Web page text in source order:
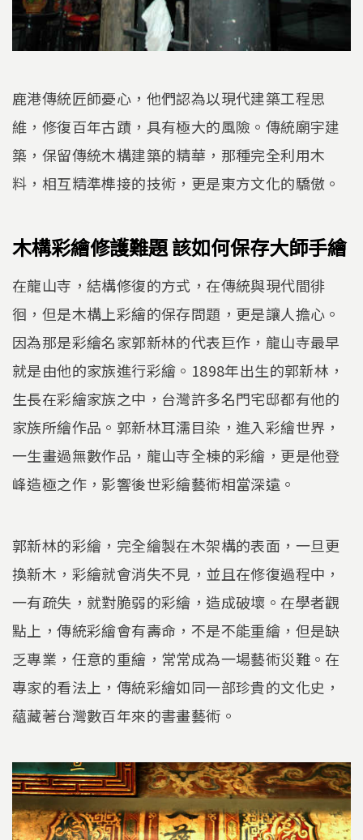
鹿港傳統匠師憂心，他們認為以現代建築工程思
維，修復百年古蹟，具有極大的風險。傳統廟宇建
築，保留傳統木構建築的精華，那種完全利用木
料，相互精準榫接的技術，更是東方文化的驕傲。
木構彩繪修護難題 該如何保存大師手繪
在龍山寺，結構修復的方式，在傳統與現代間徘
徊，但是木構上彩繪的保存問題，更是讓人擔心。
因為那是彩繪名家郭新林的代表巨作，龍山寺最早
就是由他的家族進行彩繪。1898年出生的郭新林，
生長在彩繪家族之中，台灣許多名門宅邸都有他的
家族所繪作品。郭新林耳濡目染，進入彩繪世界，
一生畫過無數作品，龍山寺全棟的彩繪，更是他登
峰造極之作，影響後世彩繪藝術相當深遠。
郭新林的彩繪，完全繪製在木架構的表面，一旦更
換新木，彩繪就會消失不見，並且在修復過程中，
一有疏失，就對脆弱的彩繪，造成破壞。在學者觀
點上，傳統彩繪會有壽命，不是不能重繪，但是缺
乏專業，任意的重繪，常常成為一場藝術災難。在
專家的看法上，傳統彩繪如同一部珍貴的文化史，
蘊藏著台灣數百年來的書畫藝術。